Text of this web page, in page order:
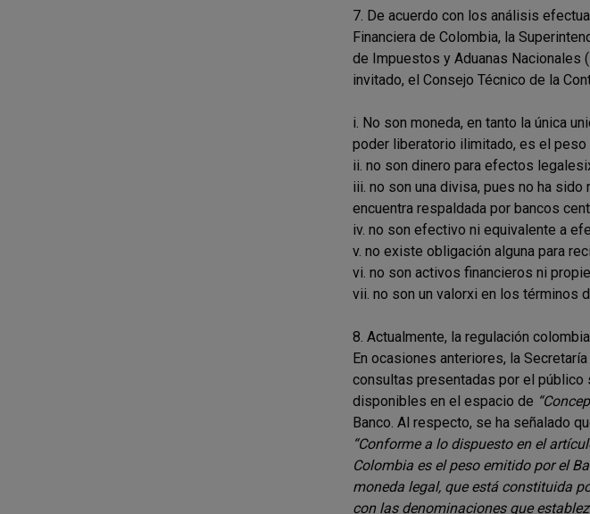
7. De acuerdo con los análisis
Financiera de Colombia, la
de Impuestos y Aduanas Nacionales
invitado, el Consejo Técnico de la
i. No son moneda, en tanto la única
poder liberatorio ilimitado, es el peso
ii. no son dinero para efectos
iii. no son una divisa, pues no ha
encuentra respaldada por bancos
iv. no son efectivo ni equivalente a
v. no existe obligación alguna para
vi. no son activos financieros ni
vii. no son un valorxi en los términos
8. Actualmente, la regulación
En ocasiones anteriores, la
consultas presentadas por el público
disponibles en el espacio de
Banco. Al respecto, se ha señalado
“Conforme a lo dispuesto en el
Colombia es el peso emitido por el
moneda legal, que está constituida
con las denominaciones que